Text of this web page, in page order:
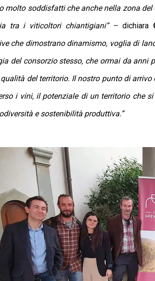
molto soddisfatti che anche nella zona
tra i viticoltori chiantigiani” –dichiara
che dimostrano dinamismo, voglia di
del consorzio stesso, che ormai da
qualità del territorio. Il nostro punto di
i vini, il potenziale di un territorio che
e sostenibilità produttiva.”